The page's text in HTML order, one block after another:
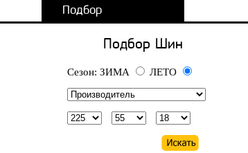
Подбор
Подбор Шин
Сезон: ЗИМА ЛЕТО